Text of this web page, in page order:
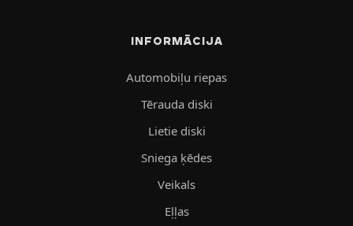
INFORMĀCIJA
Automobiļu riepas
Tērauda diski
Lietie diski
Sniega ķēdes
Veikals
Eļļas